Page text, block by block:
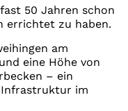
50 Jahren schon
errichtet zu haben.
am
eine Höhe von
– ein
Infrastruktur im